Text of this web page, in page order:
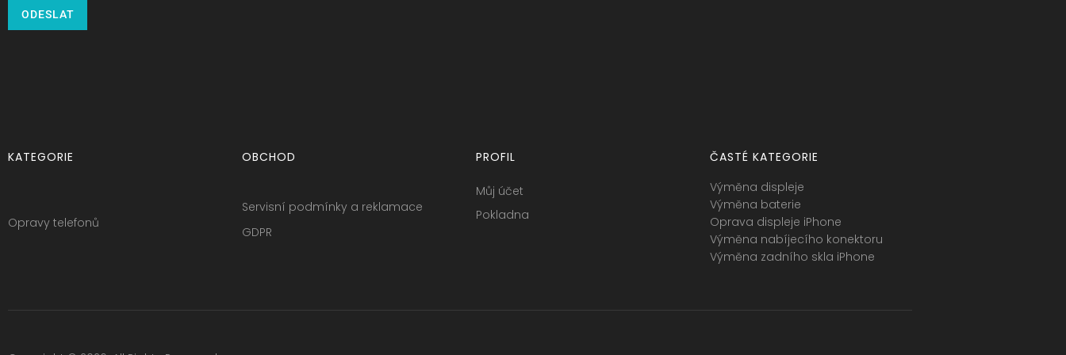
ODESLAT
KATEGORIE
Opravy telefonů
OBCHOD
Servisní podmínky a reklamace
GDPR
PROFIL
Můj účet
Pokladna
ČASTÉ KATEGORIE
Výměna displeje
Výměna baterie
Oprava displeje iPhone
Výměna nabíjecího konektoru
Výměna zadního skla iPhone